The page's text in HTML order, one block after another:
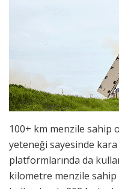
100+ km menzile sahip
yeteneği sayesinde
platformlarında da
kilometre menzile sahip